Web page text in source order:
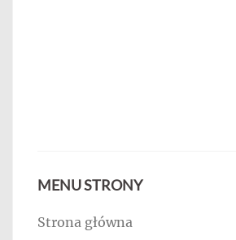
MENU STRONY
Strona główna